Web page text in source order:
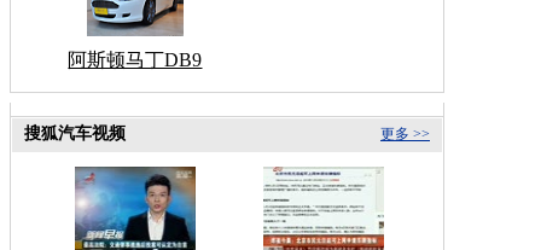
阿斯顿马丁DB9
更多 >>
搜狐汽车视频